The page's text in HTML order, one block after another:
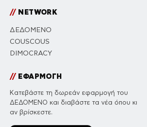
//NETWORK
ΔΕΔΟΜΕΝΟ
COUSCOUS
DIMOCRACY
//ΕΦΑΡΜΟΓΗ
Κατεβάστε τη δωρεάν εφαρμογή του
ΔΕΔΟΜΕΝΟ και διαβάστε τα νέα όπου κι
αν βρίσκεστε.